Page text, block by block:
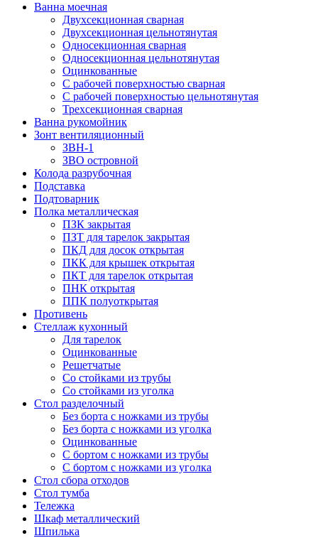
Ванна моечная
Двухсекционная сварная
Двухсекционная цельнотянутая
Односекционная сварная
Односекционная цельнотянутая
Оцинкованные
С рабочей поверхностью сварная
С рабочей поверхностью цельнотянутая
Трехсекционная сварная
Ванна рукомойник
Зонт вентиляционный
ЗВН-1
ЗВО островной
Колода разрубочная
Подставка
Подтоварник
Полка металлическая
ПЗК закрытая
ПЗТ для тарелок закрытая
ПКД для досок открытая
ПКК для крышек открытая
ПКТ для тарелок открытая
ПНК открытая
ППК полуоткрытая
Противень
Стеллаж кухонный
Для тарелок
Оцинкованные
Решетчатые
Со стойками из трубы
Со стойками из уголка
Стол разделочный
Без борта с ножками из трубы
Без борта с ножками из уголка
Оцинкованные
С бортом с ножками из трубы
С бортом с ножками из уголка
Стол сбора отходов
Стол тумба
Тележка
Шкаф металлический
Шпилька